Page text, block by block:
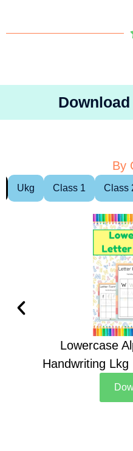
By
Ukg Class 1 Class
Lowercase
Handwriting